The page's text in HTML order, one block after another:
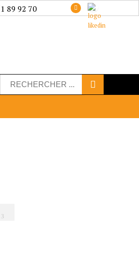
89 92 70